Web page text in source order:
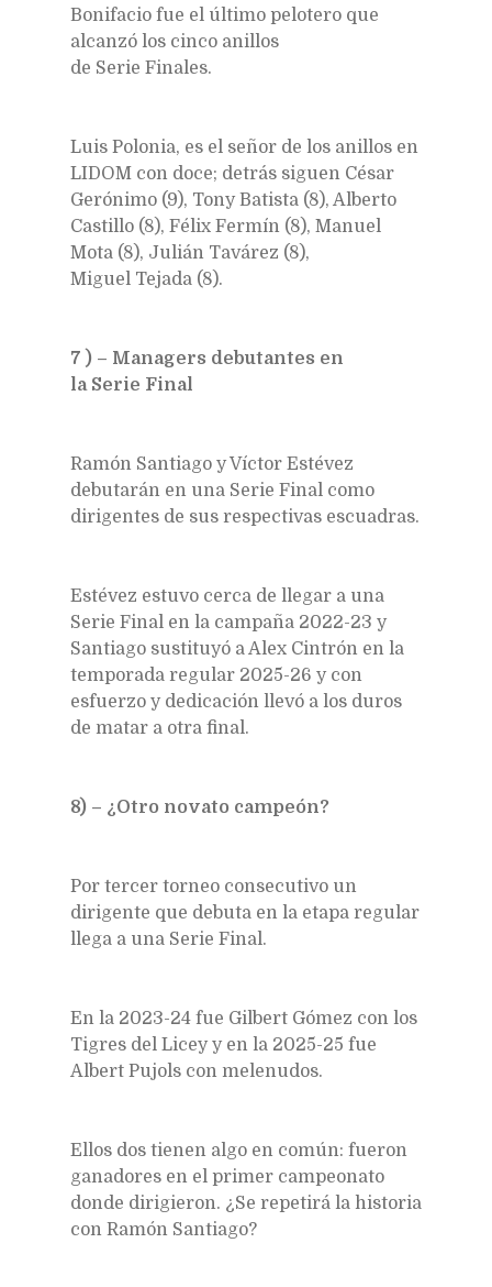
Bonifacio fue el último pelotero que
alcanzó los cinco anillos
de Serie Finales.
Luis Polonia, es el señor de los anillos en
LIDOM con doce; detrás siguen César
Gerónimo (9), Tony Batista (8), Alberto
Castillo (8), Félix Fermín (8), Manuel
Mota (8), Julián Tavárez (8),
Miguel Tejada (8).
7 ) – Managers debutantes en
la Serie Final
Ramón Santiago y Víctor Estévez
debutarán en una Serie Final como
dirigentes de sus respectivas escuadras.
Estévez estuvo cerca de llegar a una
Serie Final en la campaña 2022-23 y
Santiago sustituyó a Alex Cintrón en la
temporada regular 2025-26 y con
esfuerzo y dedicación llevó a los duros
de matar a otra final.
8) – ¿Otro novato campeón?
Por tercer torneo consecutivo un
dirigente que debuta en la etapa regular
llega a una Serie Final.
En la 2023-24 fue Gilbert Gómez con los
Tigres del Licey y en la 2025-25 fue
Albert Pujols con melenudos.
Ellos dos tienen algo en común: fueron
ganadores en el primer campeonato
donde dirigieron. ¿Se repetirá la historia
con Ramón Santiago?